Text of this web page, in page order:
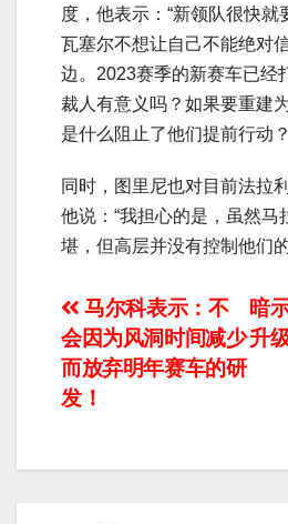
度，他表示：“新领队很快就
瓦塞尔不想让自己不能绝对
边。2023赛季的新赛车已经
裁人有意义吗？如果要重建
是什么阻止了他们提前行动
同时，图里尼也对目前法拉
他说：“我担心的是，虽然马
堪，但高层并没有控制他们
文
章
导
暗
升
马尔科表示：不
会因为风洞时间减少
而放弃明年赛车的研
发！